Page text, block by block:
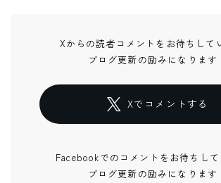
Xからの読者コメントをお待ちして
ブログ更新の励みになります
Xでコメントする
Facebookでのコメントをお待ちして
ブログ更新の励みになります